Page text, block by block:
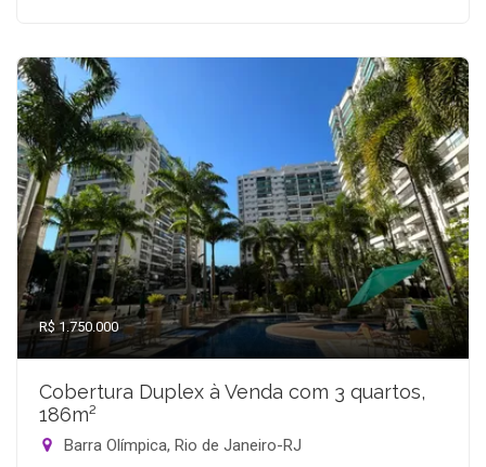
R$ 1.750.000
Cobertura Duplex à Venda com 3 quartos,
186m²
Barra Olímpica, Rio de Janeiro-RJ